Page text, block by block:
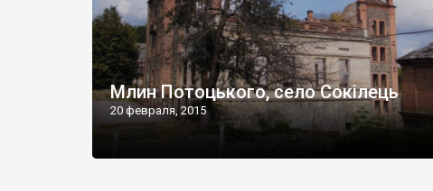
Млин Потоцького, село Сокілець
20 февраля, 2015